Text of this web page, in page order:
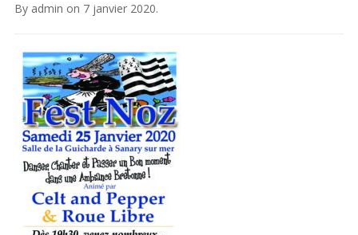
By admin on 7 janvier 2020.